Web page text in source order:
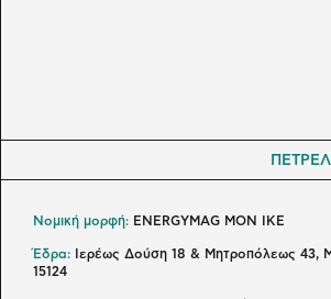
Νομική μορφή: ENERGYMAG MON IKE
Έδρα: Ιερέως Δούση 18 & Μητροπόλεως 43,
15124